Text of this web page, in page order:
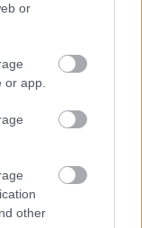
or
app.
other
szorongás
kialakult
Aki
attól is
– ez azonban